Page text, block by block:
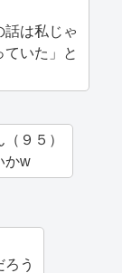
話は私じゃ
いた」と
９５）
かw
う